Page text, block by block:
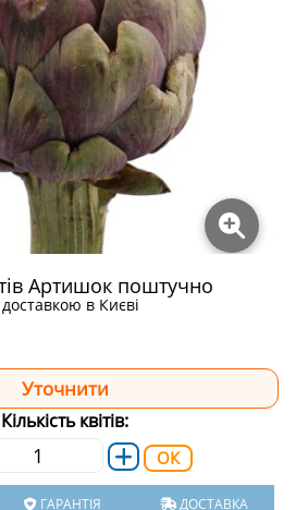
Артишок поштучно
в Києві
Кількість квітів:
ОК
ГАРАНТІЯ ДОСТАВКА